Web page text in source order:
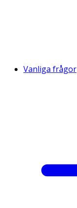
Vanliga frågor